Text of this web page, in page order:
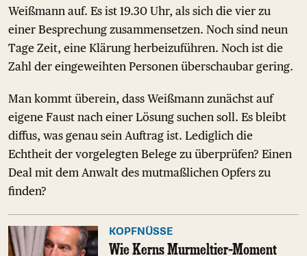
Weißmann auf. Es ist 19.30 Uhr, als sich die vier zu
einer Besprechung zusammensetzen. Noch sind neun
Tage Zeit, eine Klärung herbeizuführen. Noch ist die
Zahl der eingeweihten Personen überschaubar gering.
Man kommt überein, dass Weißmann zunächst auf
eigene Faust nach einer Lösung suchen soll. Es bleibt
diffus, was genau sein Auftrag ist. Lediglich die
Echtheit der vorgelegten Belege zu überprüfen? Einen
Deal mit dem Anwalt des mutmaßlichen Opfers zu
finden?
KOPFNÜSSE
Wie Kerns Murmeltier-Moment